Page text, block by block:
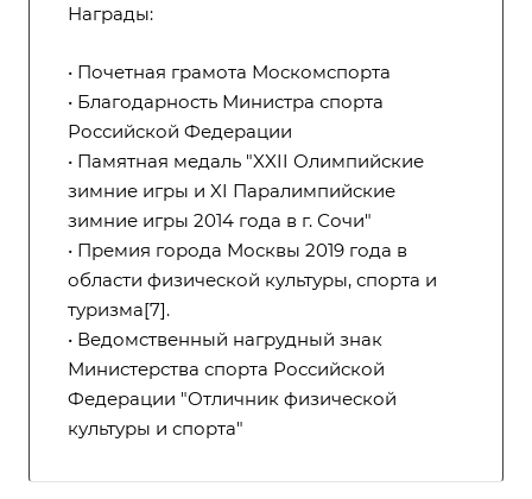
Награды:
• Почетная грамота Москомспорта
• Благодарность Министра спорта
Российской Федерации
• Памятная медаль "XXII Олимпийские
зимние игры и XI Паралимпийские
зимние игры 2014 года в г. Сочи"
• Премия города Москвы 2019 года в
области физической культуры, спорта и
туризма[7].
• Ведомственный нагрудный знак
Министерства спорта Российской
Федерации "Отличник физической
культуры и спорта"